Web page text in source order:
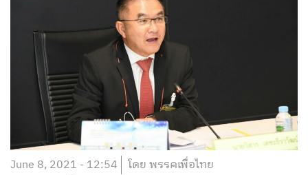
June 8, 2021 - 12:54 โดย พรรคเพื่อไทย